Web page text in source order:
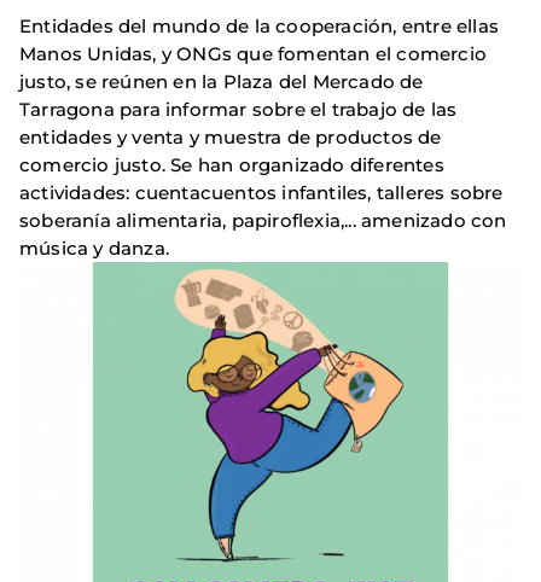
Entidades del mundo de la cooperación, entre ellas
Manos Unidas, y ONGs que fomentan el comercio
justo, se reúnen en la Plaza del Mercado de
Tarragona para informar sobre el trabajo de las
entidades y venta y muestra de productos de
comercio justo. Se han organizado diferentes
actividades: cuentacuentos infantiles, talleres sobre
soberanía alimentaria, papiroflexia,... amenizado con
música y danza.